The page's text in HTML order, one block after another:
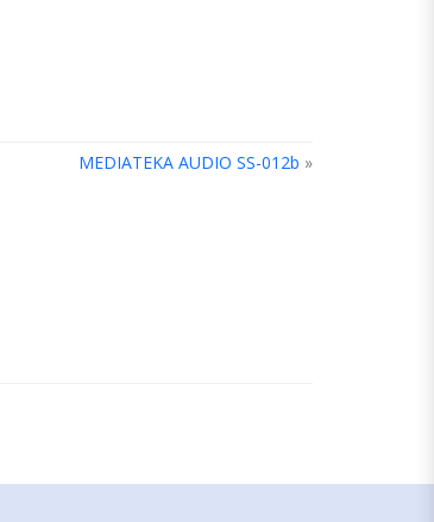
MEDIATEKA AUDIO SS-012b »